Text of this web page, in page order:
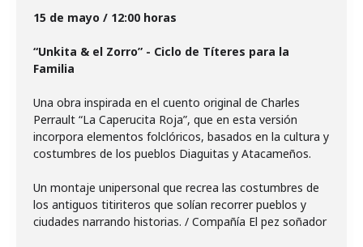
15 de mayo / 12:00 horas
“Unkita & el Zorro” - Ciclo de Títeres para la
Familia
Una obra inspirada en el cuento original de Charles
Perrault “La Caperucita Roja”, que en esta versión
incorpora elementos folclóricos, basados en la cultura y
costumbres de los pueblos Diaguitas y Atacameños.
Un montaje unipersonal que recrea las costumbres de
los antiguos titiriteros que solían recorrer pueblos y
ciudades narrando historias. / Compañía El pez soñador